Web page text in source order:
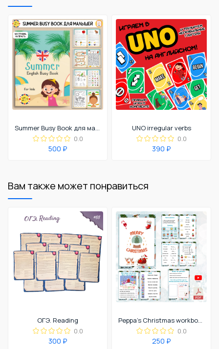
Summer Busy Book для малышей
0.0
500 ₽
UNO irregular verbs
0.0
390 ₽
Вам также может понравиться
ОГЭ. Reading
0.0
300 ₽
Peppa's Christmas workbook
0.0
250 ₽